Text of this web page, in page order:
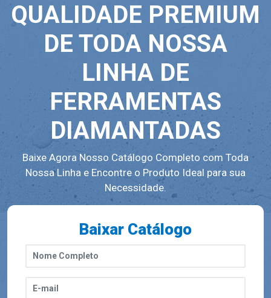
QUALIDADE PREMIUM
DE TODA NOSSA
LINHA DE
FERRAMENTAS
DIAMANTADAS
Baixe Agora Nosso Catálogo Completo com Toda
Nossa Linha e Encontre o Produto Ideal para sua
Necessidade.
Baixar Catálogo